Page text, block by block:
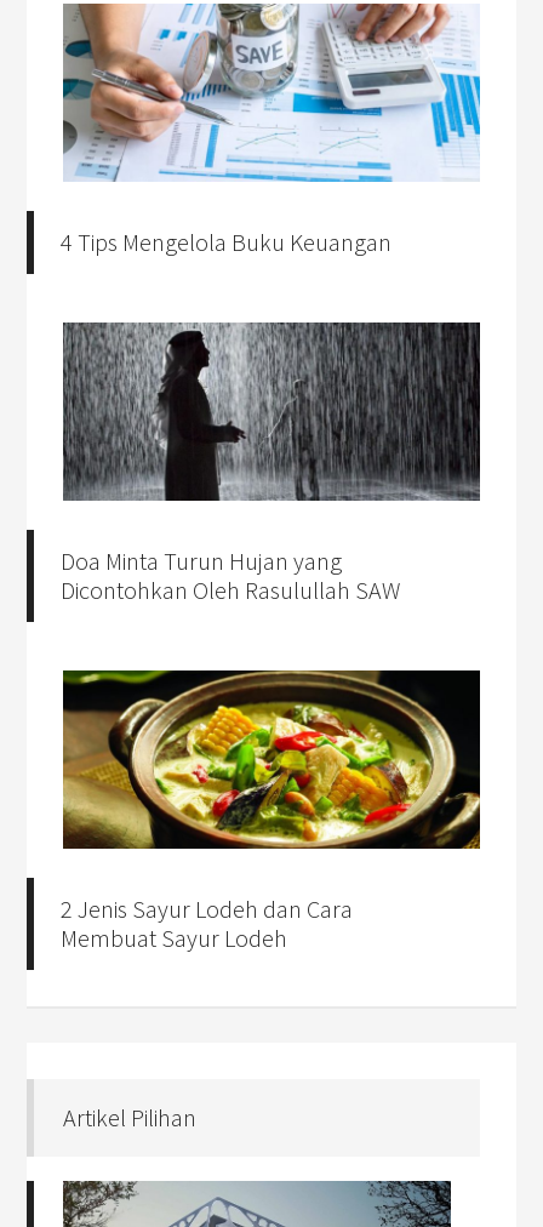
4 Tips Mengelola Buku Keuangan
Doa Minta Turun Hujan yang
Dicontohkan Oleh Rasulullah SAW
2 Jenis Sayur Lodeh dan Cara
Membuat Sayur Lodeh
Artikel Pilihan